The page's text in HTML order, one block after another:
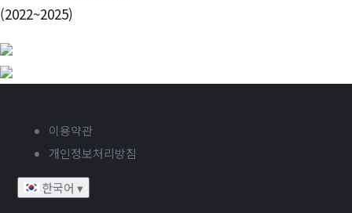
(2022~2025)
이용약관
개인정보처리방침
한국어 ▾